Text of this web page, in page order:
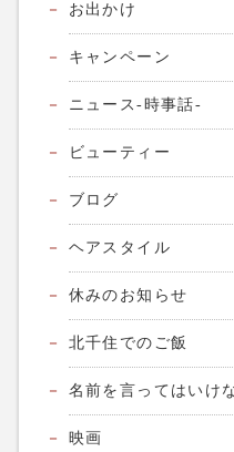
お出かけ
キャンペーン
ニュース-時事話-
ビューティー
ブログ
ヘアスタイル
休みのお知らせ
北千住でのご飯
名前を言ってはいけ
映画